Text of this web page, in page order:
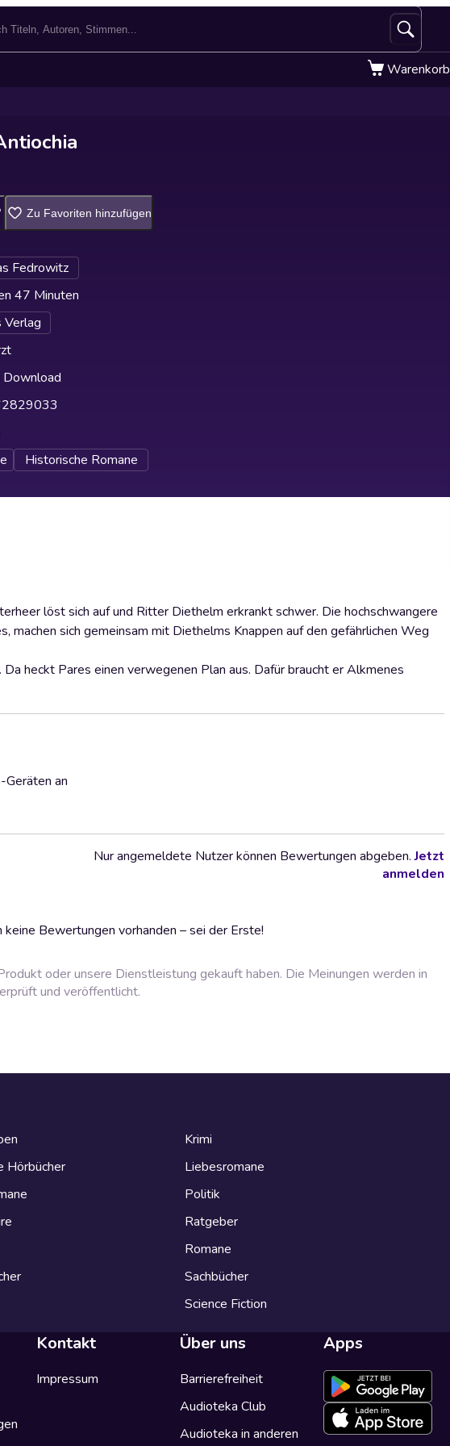
Warenkorb
Zu Favoriten hinzufügen
Fedrowitz
47 Minuten
Verlag
Download
Historische Romane
löst sich auf und Ritter Diethelm erkrankt schwer. Die hochschwangere
machen sich gemeinsam mit Diethelms Knappen auf den gefährlichen Weg
heckt Pares einen verwegenen Plan aus. Dafür braucht er Alkmenes
an
keine Bewertungen vorhanden – sei der Erste!
Nur angemeldete Nutzer können Bewertungen abgeben.Jetzt
anmelden
oder unsere Dienstleistung gekauft haben. Die Meinungen werden in
und veröffentlicht.
Hörbücher
Krimi
Liebesromane
Politik
Ratgeber
Romane
Sachbücher
Science Fiction
Kontakt
Impressum
Über uns
Barrierefreiheit
Audioteka Club
Audioteka in anderen
Apps